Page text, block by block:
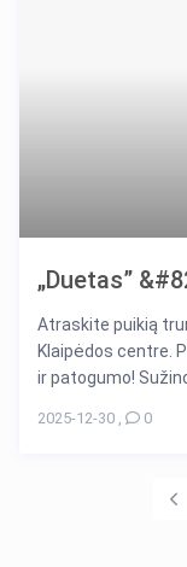
„Duetas”
Atraskite puikią
Klaipėdos centre.
ir patogumo!
2025-12-30 , 0